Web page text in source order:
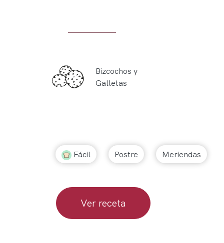
Bizcochos y
Galletas
Fácil Postre Meriendas
Ver receta